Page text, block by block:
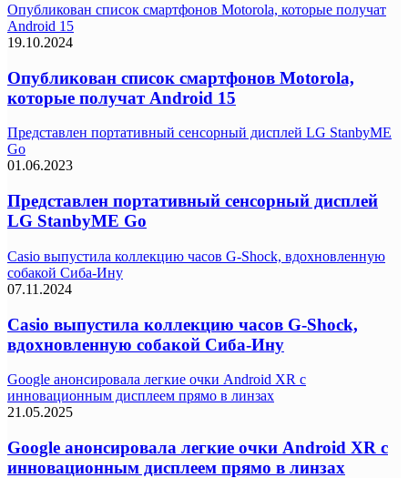
Опубликован список смартфонов Motorola, которые получат
Android 15
19.10.2024
Опубликован список смартфонов Motorola,
которые получат Android 15
Представлен портативный сенсорный дисплей LG StanbyME
Go
01.06.2023
Представлен портативный сенсорный дисплей
LG StanbyME Go
Casio выпустила коллекцию часов G-Shock, вдохновленную
собакой Сиба-Ину
07.11.2024
Casio выпустила коллекцию часов G-Shock,
вдохновленную собакой Сиба-Ину
Google анонсировала легкие очки Android XR с
инновационным дисплеем прямо в линзах
21.05.2025
Google анонсировала легкие очки Android XR с
инновационным дисплеем прямо в линзах